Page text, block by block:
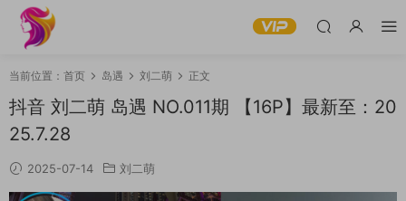
当前位置： 首页 岛遇 刘二萌 正文
抖音 刘二萌 岛遇 NO.011期 【16P】最新至：20
25.7.28
2025-07-14 刘二萌